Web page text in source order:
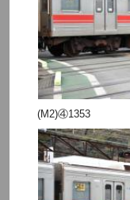
(M2)④1353